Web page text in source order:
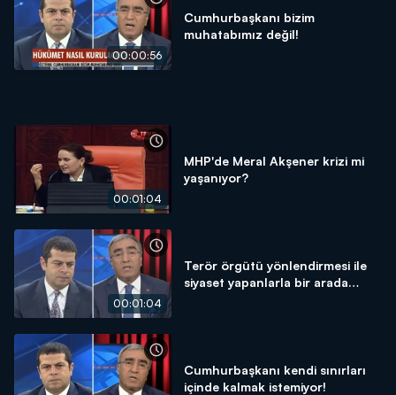
00:00:56
Cumhurbaşkanı bizim
muhatabımız değil!
00:01:04
MHP'de Meral Akşener krizi mi
yaşanıyor?
00:01:04
Terör örgütü yönlendirmesi ile
siyaset yapanlarla bir arada
Cumhurbaşkanı kendi sınırları
içinde kalmak istemiyor!